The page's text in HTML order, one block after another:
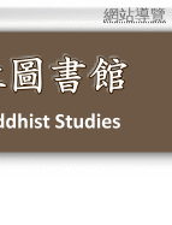
網站導覽